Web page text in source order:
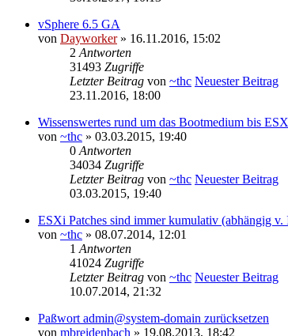
vSphere 6.5 GA
von Dayworker» 16.11.2016, 15:02
2 Antworten
31493 Zugriffe
Letzter Beitrag von ~thc Neuester Beitrag
23.11.2016, 18:00
Wissenswertes rund um das Bootmedium bis
von ~thc » 03.03.2015, 19:40
0 Antworten
34034 Zugriffe
Letzter Beitrag von ~thc Neuester Beitrag
03.03.2015, 19:40
ESXi Patches sind immer kumulativ (abhängig v.
von ~thc » 08.07.2014, 12:01
1 Antworten
41024 Zugriffe
Letzter Beitrag von ~thc Neuester Beitrag
10.07.2014, 21:32
Paßwort admin@system-domain zurücksetzen
von mbreidenbach » 19.08.2013, 18:42